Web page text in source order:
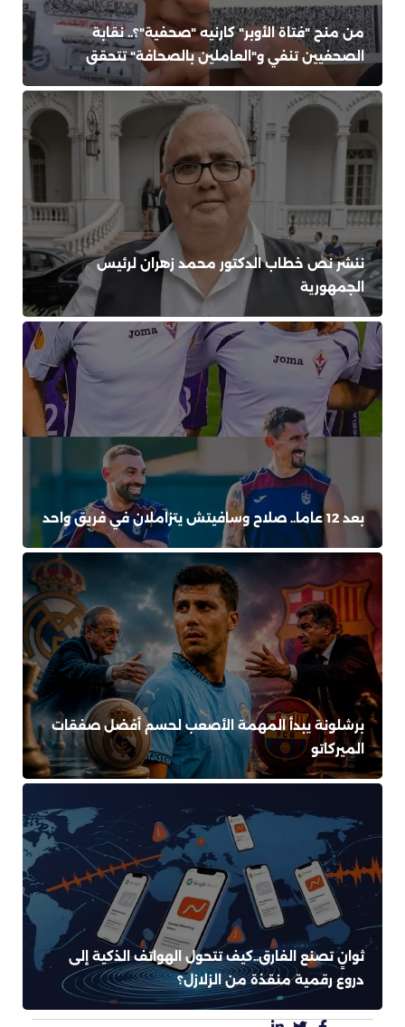
من منح "فتاة الأوبر" كارنيه "صحفية"؟.. نقابة
الصحفيين تنفي و"العاملين بالصحافة" تتحقق
ننشر نص خطاب الدكتور محمد زهران لرئيس
الجمهورية
بعد 12 عاما.. صلاح وسافيتش يتزاملان في فريق واحد
برشلونة يبدأ المهمة الأصعب لحسم أفضل صفقات
الميركاتو
ثوانٍ تصنع الفارق..كيف تتحول الهواتف الذكية إلى
دروع رقمية منقذة من الزلازل؟